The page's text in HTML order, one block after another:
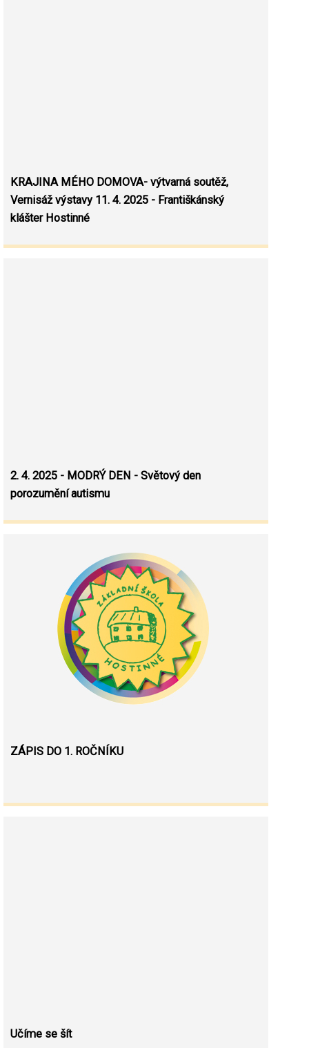
KRAJINA MÉHO DOMOVA- výtvarná soutěž,
Vernisáž výstavy 11. 4. 2025 - Františkánský
klášter Hostinné
2. 4. 2025 - MODRÝ DEN - Světový den
porozumění autismu
ZÁPIS DO 1. ROČNÍKU
Učíme se šít